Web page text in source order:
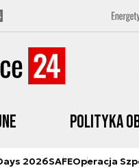
Polityka
2026SAFEOperacja